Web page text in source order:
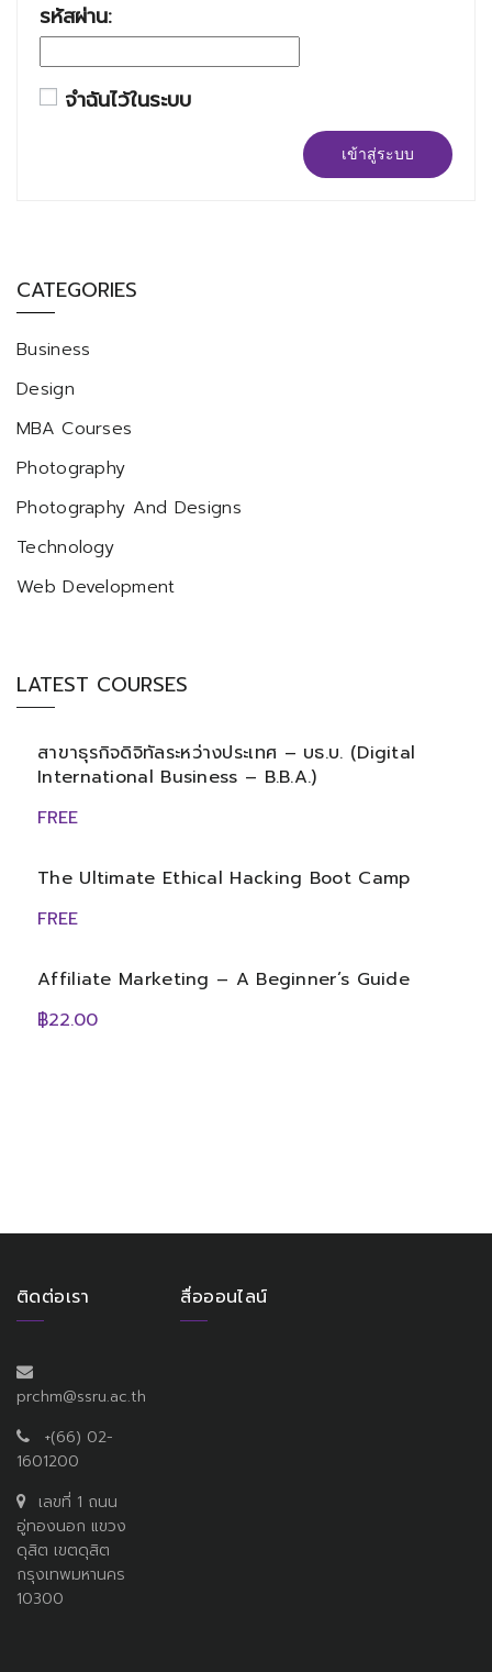
รหัสผ่าน:
จำฉันไว้ในระบบ
เข้าสู่ระบบ
CATEGORIES
Business
Design
MBA Courses
Photography
Photography And Designs
Technology
Web Development
LATEST COURSES
สาขาธุรกิจดิจิทัลระหว่างประเทศ – บธ.บ. (Digital
International Business – B.B.A.)
FREE
The Ultimate Ethical Hacking Boot Camp
FREE
Affiliate Marketing – A Beginner’s Guide
฿22.00
ติดต่อเรา
prchm@ssru.ac.th
+(66) 02-
1601200
เลขที่ 1 ถนน
อู่ทองนอก แขวง
ดุสิต เขตดุสิต
กรุงเทพมหานคร
10300
สื่อออนไลน์